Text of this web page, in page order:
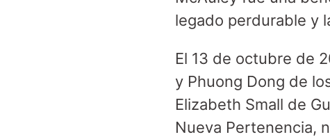
legado perdurable y
El 13 de octubre de
y Phuong Dong de
Elizabeth Small de
Nueva Pertenencia,